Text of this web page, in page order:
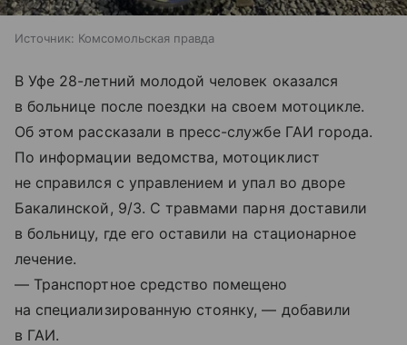
Источник: Комсомольская правда
В Уфе 28-летний молодой человек оказался
в больнице после поездки на своем мотоцикле.
Об этом рассказали в пресс-службе ГАИ города.
По информации ведомства, мотоциклист
не справился с управлением и упал во дворе
Бакалинской, 9/3. С травмами парня доставили
в больницу, где его оставили на стационарное
лечение.
— Транспортное средство помещено
на специализированную стоянку, — добавили
в ГАИ.